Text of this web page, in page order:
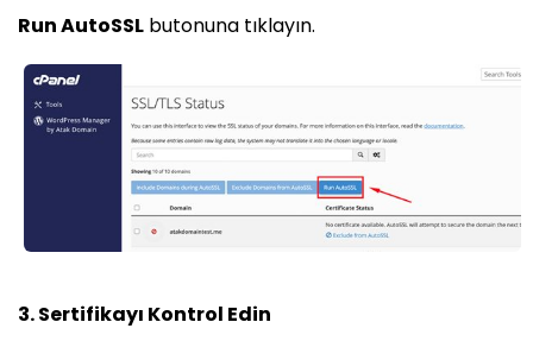
Run AutoSSL butonuna tıklayın.
3. Sertifikayı Kontrol Edin